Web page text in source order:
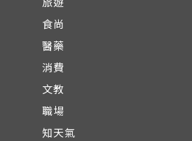
旅遊
食尚
醫藥
消費
文教
職場
知天氣